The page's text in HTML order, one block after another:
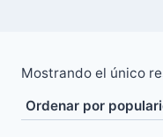
Mostrando el único